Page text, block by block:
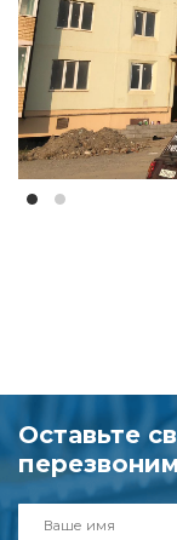
Оставьте